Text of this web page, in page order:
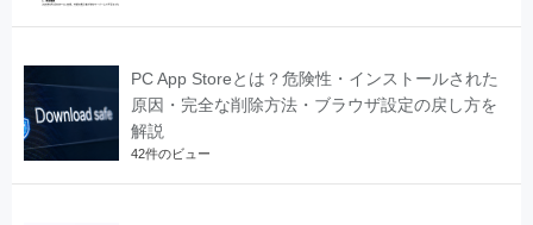
PC App Storeとは？危険性・インストールされた
原因・完全な削除方法・ブラウザ設定の戻し方を
解説
42件のビュー